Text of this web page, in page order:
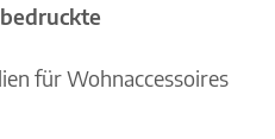
für Wohnaccessoires